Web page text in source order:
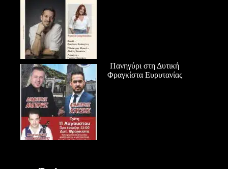
Πανηγύρι στη Δυτική
Φραγκίστα Ευρυτανίας